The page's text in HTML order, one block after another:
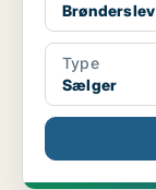
Brønderslev
Type
Sælger